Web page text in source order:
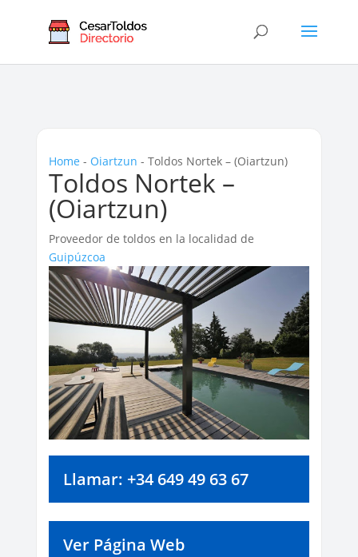
Home - Oiartzun - Toldos Nortek – (Oiartzun)
Toldos Nortek –
(Oiartzun)
Proveedor de toldos en la localidad de
Guipúzcoa
Llamar: +34 649 49 63 67
Ver Página Web